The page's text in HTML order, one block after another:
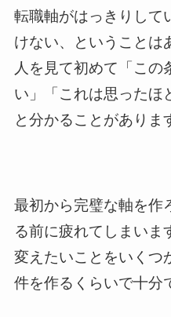
転職軸がはっきりして
けない、ということは
人を見て初めて「この
い」「これは思ったほ
と分かることがありま
最初から完璧な軸を作
る前に疲れてしまいま
変えたいことをいくつ
件を作るくらいで十分